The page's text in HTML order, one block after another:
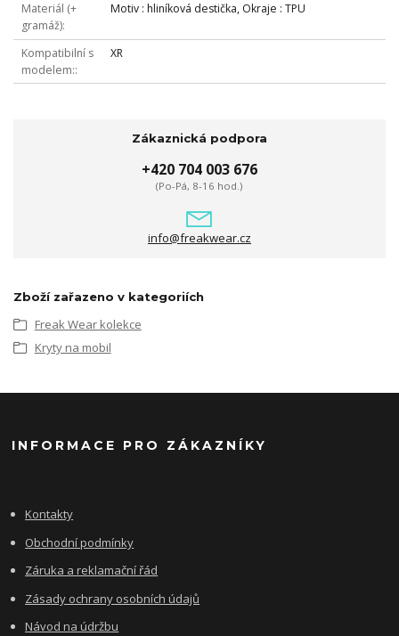
Materiál (+
gramáž)
Motiv : hliníková destička, Okraje : TPU
Kompatibilní s
modelem:
XR
Zákaznická podpora
+420 704 003 676
(Po-Pá, 8-16 hod.)
info@freakwear.cz
Zboží zařazeno v kategoriích
Freak Wear kolekce
Kryty na mobil
INFORMACE PRO ZÁKAZNÍKY
Kontakty
Obchodní podmínky
Záruka a reklamační řád
Zásady ochrany osobních údajů
Návod na údržbu